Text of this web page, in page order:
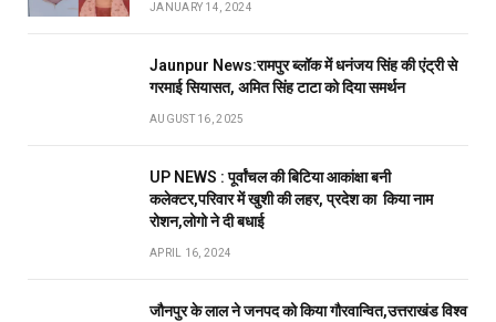
JANUARY 14, 2024
Jaunpur News:रामपुर ब्लॉक में धनंजय सिंह की एंट्री से
गरमाई सियासत, अमित सिंह टाटा को दिया समर्थन
AUGUST 16, 2025
UP NEWS : पूर्वांचल की बिटिया आकांक्षा बनी
कलेक्टर,परिवार में खुशी की लहर, प्रदेश का किया नाम
रोशन,लोगो ने दी बधाई
APRIL 16, 2024
जौनपुर के लाल ने जनपद को किया गौरवान्वित,उत्तराखंड विश्व